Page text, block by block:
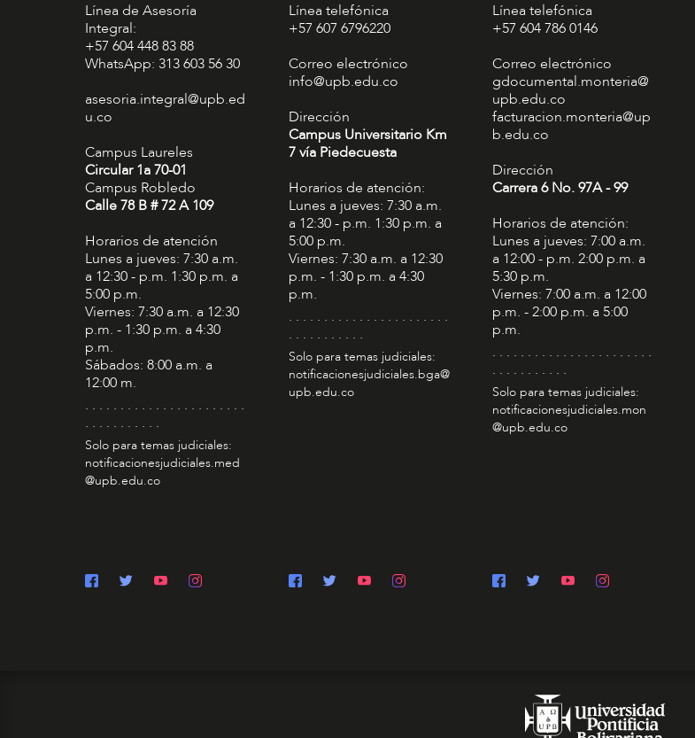
Línea de Asesoría
Integral:
+57 604 448 83 88
WhatsApp: 313 603 56 30
asesoria.integral@upb.ed
u.co
Campus Laureles
Circular 1a 70-01
Campus Robledo
Calle 78 B # 72 A 109
Horarios de atención
Lunes a jueves: 7:30 a.m.
a 12:30 - p.m. 1:30 p.m. a
5:00 p.m.
Viernes: 7:30 a.m. a 12:30
p.m. - 1:30 p.m. a 4:30
p.m.
Sábados: 8:00 a.m. a
12:00 m.
. . . . . . . . . . . . . . . . . . . . . . .
. . . . . . . . . . .
Solo para temas judiciales:
notificacionesjudiciales.med
@upb.edu.co
Línea telefónica
+57 607 6796220
Correo electrónico
info@upb.edu.co
Dirección
Campus Universitario Km
7 vía Piedecuesta
Horarios de atención:
Lunes a jueves: 7:30 a.m.
a 12:30 - p.m. 1:30 p.m. a
5:00 p.m.
Viernes: 7:30 a.m. a 12:30
p.m. - 1:30 p.m. a 4:30
p.m.
. . . . . . . . . . . . . . . . . . . . . . .
. . . . . . . . . . .
Solo para temas judiciales:
notificacionesjudiciales.bga@
upb.edu.co
Línea telefónica
+57 604 786 0146
Correo electrónico
gdocumental.monteria@
upb.edu.co
facturacion.monteria@up
b.edu.co
Dirección
Carrera 6 No. 97A - 99​
Horarios de atención:
Lunes a jueves: 7:00 a.m.
a 12:00 - p.m. 2:00 p.m. a
5:30 p.m.
Viernes: 7:00 a.m. a 12:00
p.m. - 2:00 p.m. a 5:00
p.m.
. . . . . . . . . . . . . . . . . . . . . . .
. . . . . . . . . . .
Solo para temas judiciales:
notificacionesjudiciales.mon
@upb.edu.co